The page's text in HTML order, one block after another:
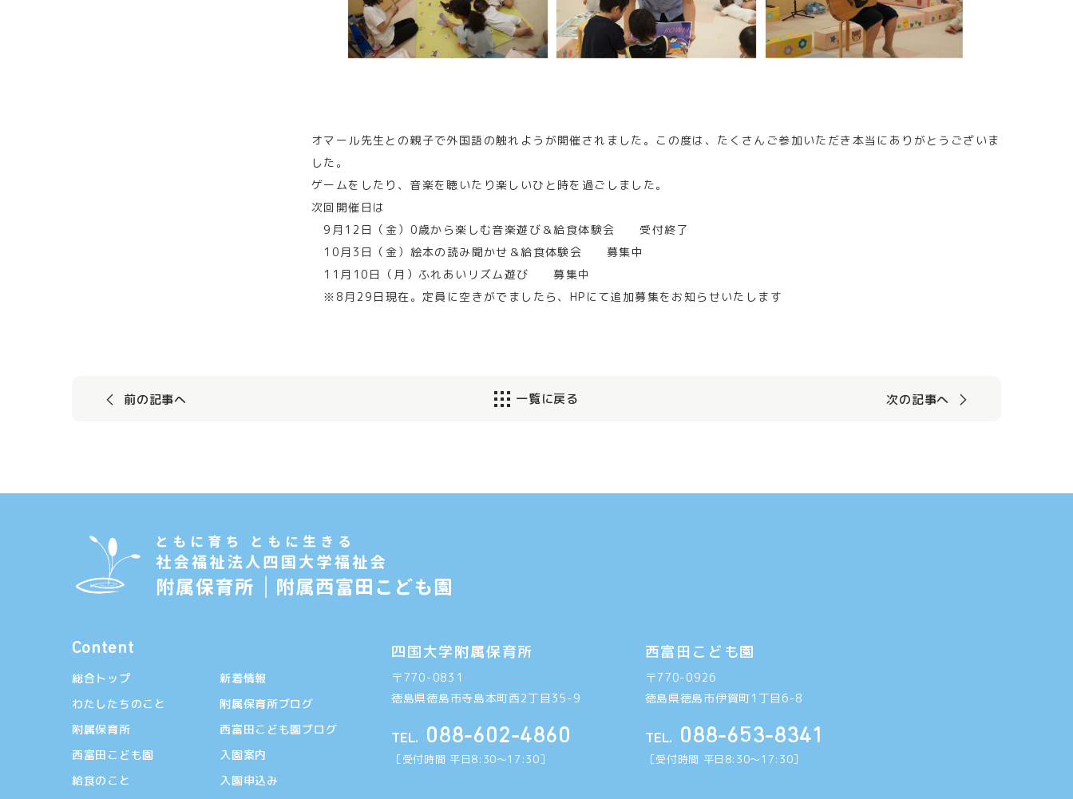
オマール先生との親子で外国語の触れようが開催されました。この度は、たくさんご参加いただき本当にありがとうございま
した。
ゲームをしたり、音楽を聴いたり楽しいひと時を過ごしました。
次回開催日は
9月12日（金）0歳から楽しむ音楽遊び＆給食体験会 受付終了
10月3日（金）絵本の読み聞かせ＆給食体験会 募集中
11月10日（月）ふれあいリズム遊び 募集中
※8月29日現在。定員に空きがでましたら、HPにて追加募集をお知らせいたします
一覧に戻る
前の記事へ 次の記事へ
Content
総合トップ
わたしたちのこと
附属保育所
西富田こども園
給食のこと
新着情報
附属保育所ブログ
西富田こども園ブログ
入園案内
入園申込み
四国大学附属保育所
〒770-0831
徳島県徳島市寺島本町西2丁目35-9
TEL. 088-602-4860
［受付時間 平日8:30〜17:30］
西富田こども園
〒770-0926
徳島県徳島市伊賀町1丁目6-8
TEL. 088-653-8341
［受付時間 平日8:30〜17:30］